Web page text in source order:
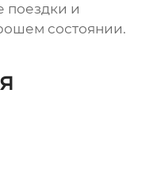
поездки и
состоянии.